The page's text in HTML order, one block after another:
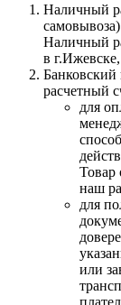
Наличный
самовывоза)
Наличный
в
Банковский
расчетный
для
Товар
наш
для
или